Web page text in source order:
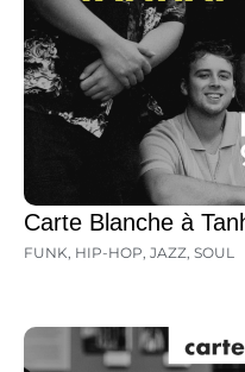
Carte Blanche à
FUNK, HIP-HOP, JAZZ, SOUL